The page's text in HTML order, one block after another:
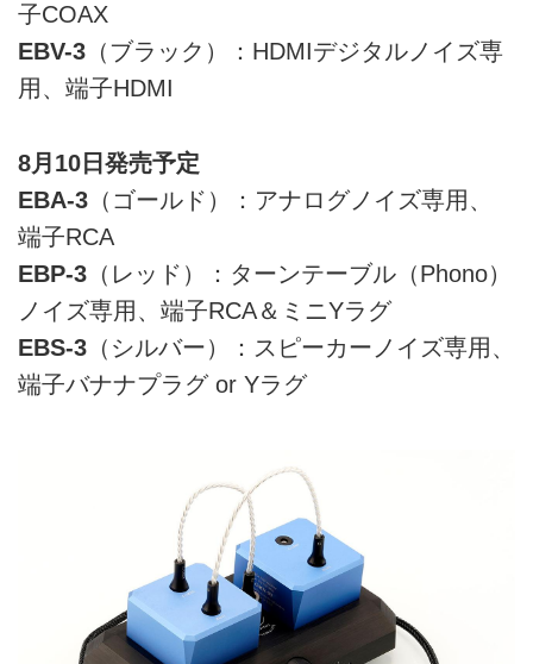
子COAX
EBV-3 （ブラック）：HDMIデジタルノイズ専
用、端子HDMI
8月10日発売予定
EBA-3 （ゴールド）：アナログノイズ専用、
端子RCA
EBP-3 （レッド）：ターンテーブル（Phono）
ノイズ専用、端子RCA＆ミニYラグ
EBS-3 （シルバー）：スピーカーノイズ専用、
端子バナナプラグ or Yラグ